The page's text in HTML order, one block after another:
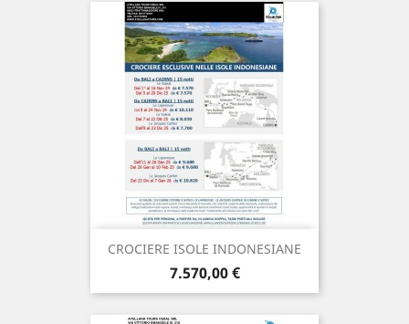
CROCIERE ISOLE INDONESIANE
Prezzo
7.570,00 €